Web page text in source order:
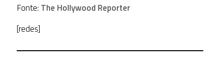
Fonte: The Hollywood Reporter
[redes]